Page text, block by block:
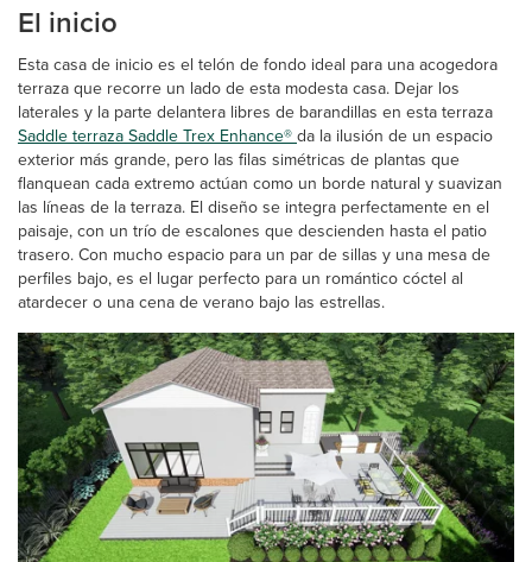
El inicio
Esta casa de inicio es el telón de fondo ideal para una acogedora
terraza que recorre un lado de esta modesta casa. Dejar los
laterales y la parte delantera libres de barandillas en esta terraza
Saddle terraza Saddle Trex Enhance®da la ilusión de un espacio
exterior más grande, pero las filas simétricas de plantas que
flanquean cada extremo actúan como un borde natural y suavizan
las líneas de la terraza. El diseño se integra perfectamente en el
paisaje, con un trío de escalones que descienden hasta el patio
trasero. Con mucho espacio para un par de sillas y una mesa de
perfiles bajo, es el lugar perfecto para un romántico cóctel al
atardecer o una cena de verano bajo las estrellas.